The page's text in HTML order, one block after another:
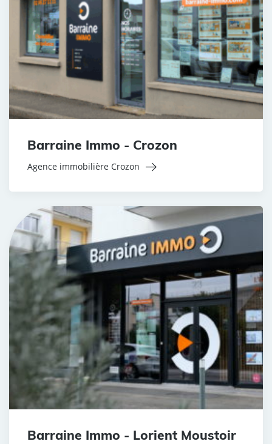
Barraine Immo - Crozon
Agence immobilière Crozon
Barraine Immo - Lorient Moustoir